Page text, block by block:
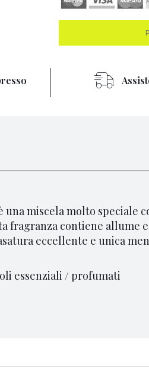
miscela molto speciale
fragranza contiene allume
eccellente e unica
essenziali / profumati